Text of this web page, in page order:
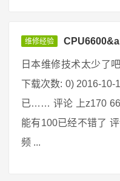
维修经验
日本维修技术太少了
下载次数: 0) 2016-10-
已…… 评论 上z170
能有100已经不错了
频 ...